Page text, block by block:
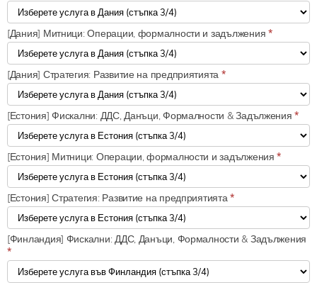
[Дания] Митници: Операции, формалности и задължения *
[Дания] Стратегия: Развитие на предприятията *
[Естония] Фискални: ДДС, Данъци, Формалности & Задължения*
[Естония] Митници: Операции, формалности и задължения*
[Естония] Стратегия: Развитие на предприятията*
[Финландия] Фискални: ДДС, Данъци, Формалности & Задължения
*